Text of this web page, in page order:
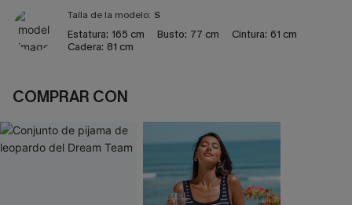
Talla de la modelo: S
Estatura: 165 cm Busto: 77 cm Cintura: 61 cm
Cadera: 81 cm
COMPRAR CON